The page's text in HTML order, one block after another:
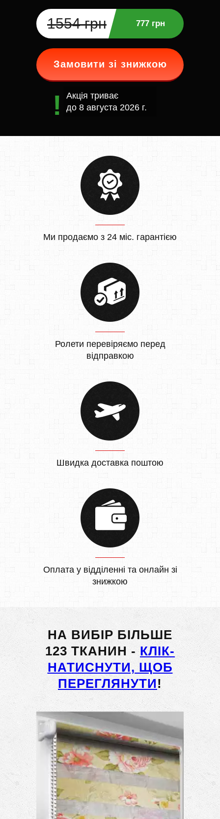
1554 грн 777 грн
Замовити зі знижкою
Акція триває
до 8 августа 2026 г.
Ми продаємо з 24 міс. гарантією
Ролети перевіряємо перед
відправкою
Швидка доставка поштою
Оплата у відділенні та онлайн зі
знижкою
НА ВИБІР БІЛЬШЕ
123 ТКАНИН - КЛІК-
НАТИСНУТИ, ЩОБ
ПЕРЕГЛЯНУТИ!